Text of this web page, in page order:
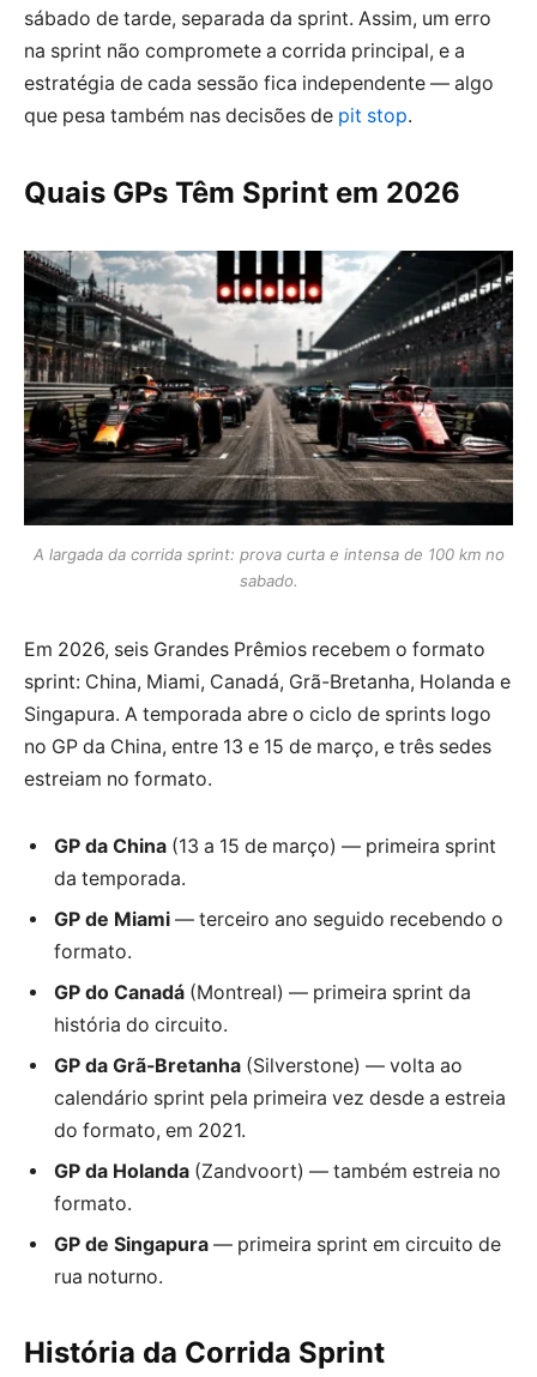
sábado de tarde, separada da sprint. Assim, um erro
na sprint não compromete a corrida principal, e a
estratégia de cada sessão fica independente — algo
que pesa também nas decisões de pit stop.
Quais GPs Têm Sprint em 2026
A largada da corrida sprint: prova curta e intensa de 100 km no
sabado.
Em 2026, seis Grandes Prêmios recebem o formato
sprint: China, Miami, Canadá, Grã-Bretanha, Holanda e
Singapura. A temporada abre o ciclo de sprints logo
no GP da China, entre 13 e 15 de março, e três sedes
estreiam no formato.
GP da China (13 a 15 de março) — primeira sprint
da temporada.
GP de Miami — terceiro ano seguido recebendo o
formato.
GP do Canadá (Montreal) — primeira sprint da
história do circuito.
GP da Grã-Bretanha (Silverstone) — volta ao
calendário sprint pela primeira vez desde a estreia
do formato, em 2021.
GP da Holanda (Zandvoort) — também estreia no
formato.
GP de Singapura — primeira sprint em circuito de
rua noturno.
História da Corrida Sprint